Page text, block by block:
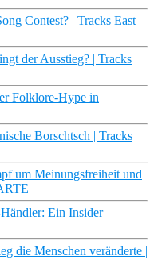
Contest? | Tracks East |
der Ausstieg? | Tracks
Folklore-Hype in
Borschtsch | Tracks
um Meinungsfreiheit und
Ein Insider
die Menschen veränderte |